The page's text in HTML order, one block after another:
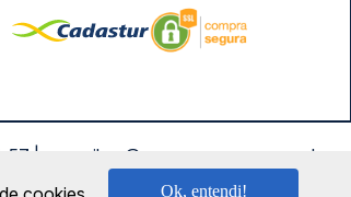
| saconibus@queropassagem.com.br
Ok, entendi!